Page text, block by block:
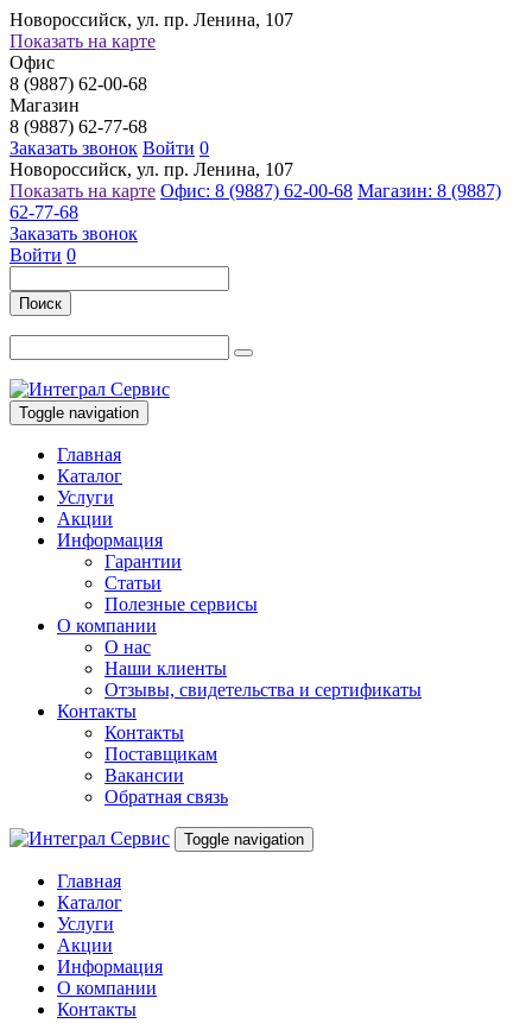
Новороссийск, ул. пр. Ленина, 107
Показать на карте
Офис
8 (9887) 62-00-68
Магазин
8 (9887) 62-77-68
Заказать звонок Войти 0
Новороссийск, ул. пр. Ленина, 107
Показать на карте Офис: 8 (9887) 62-00-68 Магазин: 8 (9887)
62-77-68
Заказать звонок
Войти 0
Поиск
Toggle navigation
Главная
Каталог
Услуги
Акции
Информация
Гарантии
Статьи
Полезные сервисы
О компании
О нас
Наши клиенты
Отзывы, свидетельства и сертификаты
Контакты
Контакты
Поставщикам
Вакансии
Обратная связь
Toggle navigation
Главная
Каталог
Услуги
Акции
Информация
О компании
Контакты